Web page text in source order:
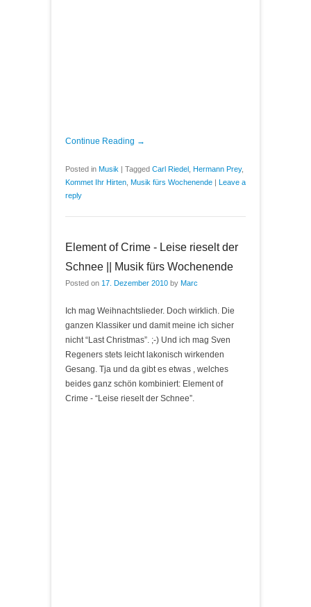
Continue Reading →
Posted in Musik | Tagged Carl Riedel Hermann Prey,
Kommet Ihr Hirten Musik fürs Wochenende | Leave a
reply
Element of Crime - Leise rieselt der
Schnee || Musik fürs Wochenende
Posted on 17. Dezember 2010 by Marc
Ich mag Weihnachtslieder. Doch wirklich. Die
ganzen Klassiker und damit meine ich sicher
nicht “Last Christmas”. ;-) Und ich mag Sven
Regeners stets leicht lakonisch wirkenden
Gesang. Tja und da gibt es etwas , welches
beides ganz schön kombiniert: Element of
Crime - “Leise rieselt der Schnee”.